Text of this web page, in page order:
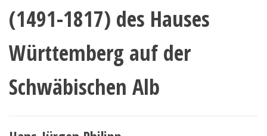
(1491-1817) des Hauses
Württemberg auf der
Schwäbischen Alb